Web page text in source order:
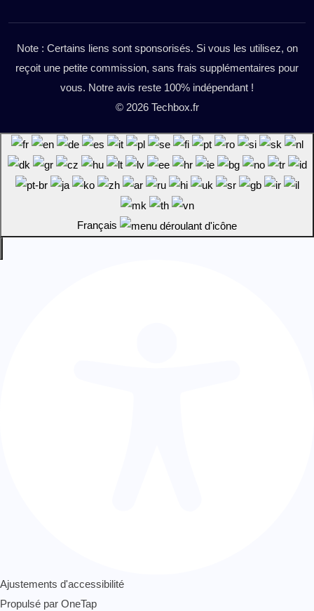
Note : Certains liens sont sponsorisés. Si vous les utilisez, on
reçoit une petite commission, sans frais supplémentaires pour
vous. Notre avis reste 100% indépendant !
© 2026 Techbox.fr
Français
Ajustements d'accessibilité
Propulsé par OneTap